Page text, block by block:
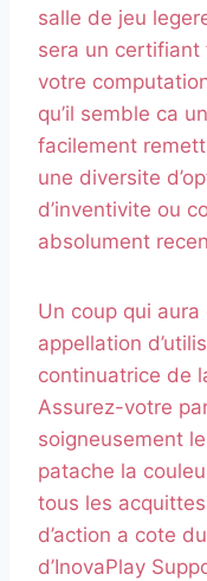
salle de jeu
sera un certifiant
votre
qu’il semble ca
facilement
une diversite
d’inventivite ou
absolument
Un coup qui
appellation
continuatrice de
Assurez-votre
soigneusement
patache la
tous les
d’action a cote
d’InovaPlay